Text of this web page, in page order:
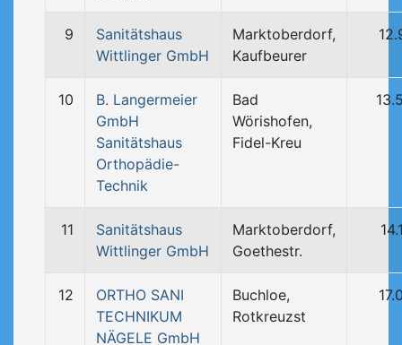
9
Sanitätshaus
Wittlinger GmbH
Marktoberdorf,
Kaufbeurer
10
B. Langermeier
GmbH
Sanitätshaus
Orthopädie-
Technik
Bad
Wörishofen,
Fidel-Kreu
11
Sanitätshaus
Wittlinger GmbH
Marktoberdorf,
Goethestr.
12
ORTHO SANI
TECHNIKUM
NÄGELE GmbH
Buchloe,
Rotkreuzst